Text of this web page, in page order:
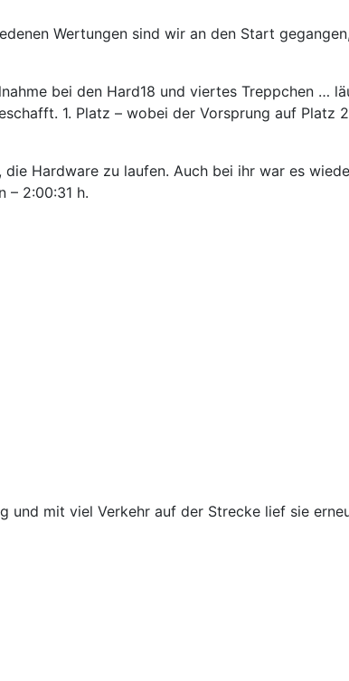
Wertungen sind wir an den Start
bei den Hard18 und viertes Treppchen …
1. Platz – wobei der Vorsprung auf
Hardware zu laufen. Auch bei ihr war es
– 2:00:31 h.
mit viel Verkehr auf der Strecke lief sie